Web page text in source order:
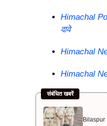
Himachal
दावे
Himachal
Himachal
संबंधित खबरें
Bilaspur